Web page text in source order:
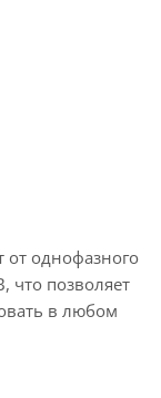
от однофазного
что позволяет
в любом